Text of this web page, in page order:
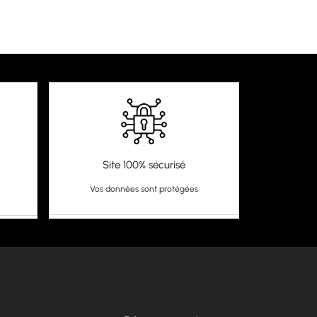
Site 100% sécurisé
Vos données sont protégées